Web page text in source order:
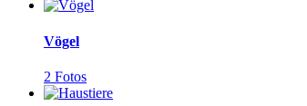
Vögel
2 Fotos